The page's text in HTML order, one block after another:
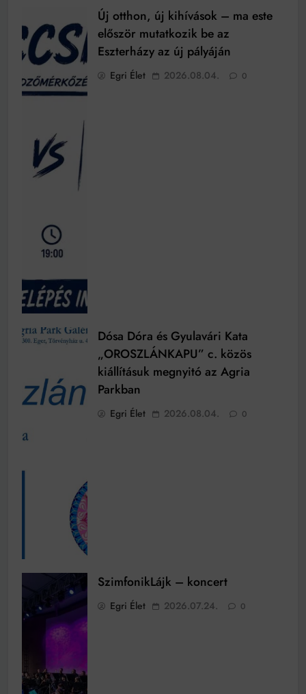
Új otthon, új kihívások – ma este
először mutatkozik be az
Eszterházy az új pályáján
Egri Élet 2026.08.04. 0
Dósa Dóra és Gyulavári Kata
„OROSZLÁNKAPU” c. közös
kiállításuk megnyitó az Agria
Parkban
Egri Élet 2026.08.04. 0
SzimfonikLájk – koncert
Egri Élet 2026.07.24. 0